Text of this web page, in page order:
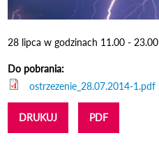
28 lipca w godzinach 11.00 - 23.00
Do pobrania:
ostrzezenie_28.07.2014-1.pdf
DRUKUJ PDF